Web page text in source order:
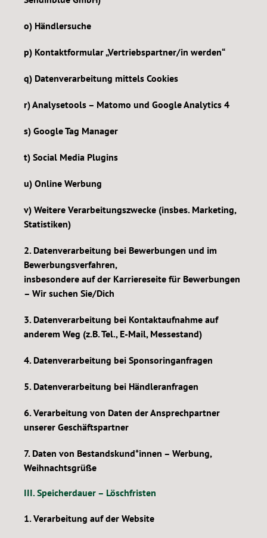
o) Händlersuche
p) Kontaktformular „Vertriebspartner/in werden“
q) Datenverarbeitung mittels Cookies
r) Analysetools – Matomo und Google Analytics 4
s) Google Tag Manager
t) Social Media Plugins
u) Online Werbung
v) Weitere Verarbeitungszwecke (insbes. Marketing,
Statistiken)
2. Datenverarbeitung bei Bewerbungen und im
Bewerbungsverfahren,
insbesondere auf der Karriereseite für Bewerbungen
– Wir suchen Sie/Dich
3. Datenverarbeitung bei Kontaktaufnahme auf
anderem Weg (z.B. Tel., E-Mail, Messestand)
4. Datenverarbeitung bei Sponsoringanfragen
5. Datenverarbeitung bei Händleranfragen
6. Verarbeitung von Daten der Ansprechpartner
unserer Geschäftspartner
7. Daten von Bestandskund*innen – Werbung,
Weihnachtsgrüße
III. Speicherdauer – Löschfristen
1. Verarbeitung auf der Website